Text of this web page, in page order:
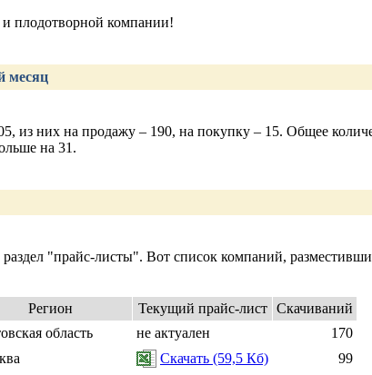
плодотворной компании!
месяц
из них на продажу – 190, на покупку – 15. Общее
на 31.
"прайс-листы". Вот список компаний,
Регион Текущий прайс-лист
Скачиваний
область не актуален
170
Скачать (59,5 Кб)
99